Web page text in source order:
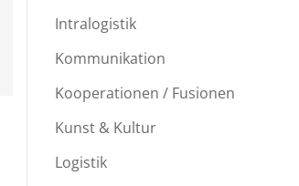
Intralogistik
Kommunikation
Kooperationen / Fusionen
Kunst & Kultur
Logistik